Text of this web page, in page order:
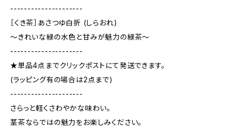
---------------------
［くき茶］あさつゆ白折 (しらおれ)
～きれいな緑の水色と甘みが魅力の緑茶～
---------------------
★単品4点までクリックポストにて発送できます。
(ラッピング有の場合は2点まで)
---------------------
さらっと軽くさわやかな味わい。
茎茶ならではの魅力をお楽しみください。